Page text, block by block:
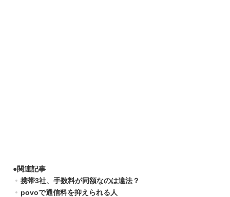
●関連記事
携帯3社、手数料が同額なのは違法？
povoで通信料を抑えられる人